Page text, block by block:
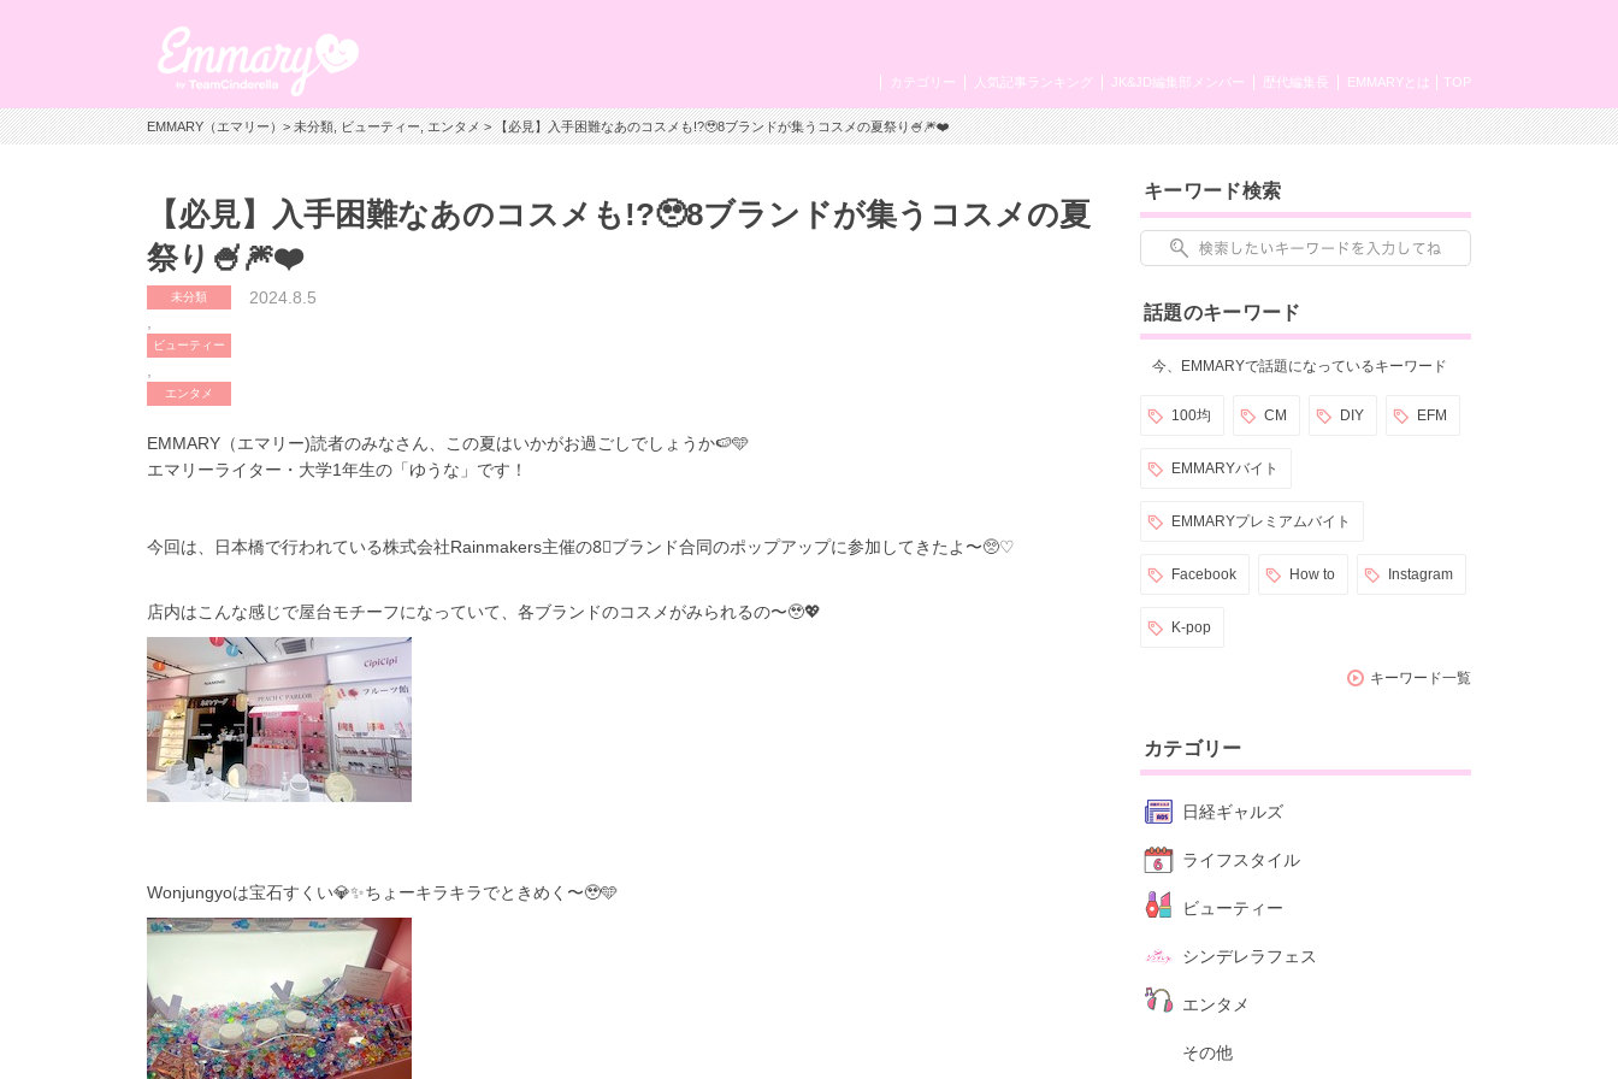
TOP
EMMARYとは
歴代編集長
JK&JD編集部メンバー
人気記事ランキング
カテゴリー
EMMARY（エマリー）>未分類,ビューティー,エンタメ> 【必見】入手困難なあのコスメも!?🥹8ブランドが集うコスメの夏祭り🍧🎆❤️
【必見】入手困難なあのコスメも!?🥹8ブランドが集うコスメの夏
祭り🍧🎆❤️
未分類
ビューティー
エンタメ
2024.8.5
EMMARY（エマリー)読者のみなさん、この夏はいかがお過ごしでしょうか🍉🩵
エマリーライター・大学1年生の「ゆうな」です！
今回は、日本橋で行われている株式会社Rainmakers主催の8⃣ブランド合同のポップアップに参加してきたよ〜🥺♡
店内はこんな感じで屋台モチーフになっていて、各ブランドのコスメがみられるの〜🥹💖
Wonjungyoは宝石すくい💎✨ちょーキラキラでときめく〜🥹🩵
キーワード検索
話題のキーワード
今、EMMARYで話題になっているキーワード
100均 CM DIY EFM
EMMARYバイト
EMMARYプレミアムバイト
Facebook How to Instagram
K-pop
キーワード一覧
カテゴリー
日経ギャルズ
ライフスタイル
ビューティー
シンデレラフェス
エンタメ
その他